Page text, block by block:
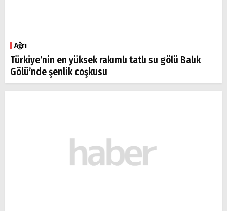
Ağrı
Türkiye’nin en yüksek rakımlı tatlı su gölü Balık
Gölü’nde şenlik coşkusu